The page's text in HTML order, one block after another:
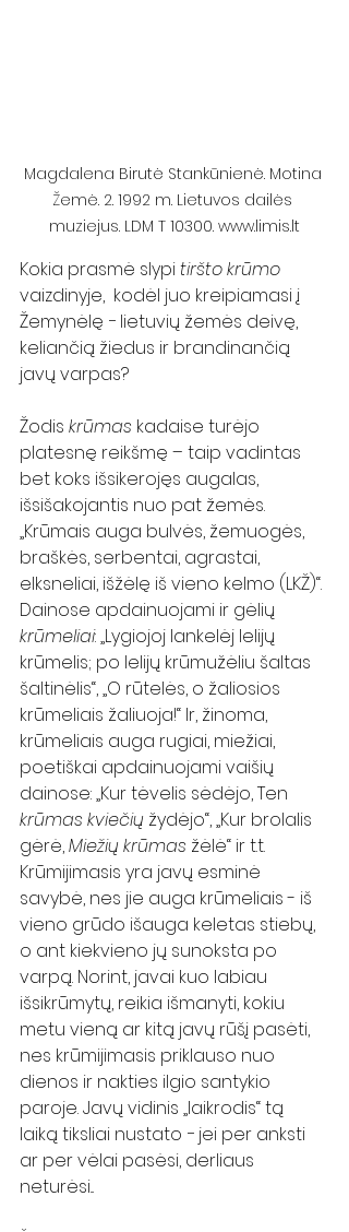
Magdalena Birutė Stankūnienė. Motina
Žemė. 2. 1992 m. Lietuvos dailės
muziejus. LDM T 10300. www.limis.lt
Kokia prasmė slypi tiršto krūmo
vaizdinyje,  kodėl juo kreipiamasi į
Žemynėlę − lietuvių žemės deivę,
keliančią žiedus ir brandinančią
javų varpas?
Žodis krūmas kadaise turėjo
platesnę reikšmę – taip vadintas
bet koks išsikerojęs augalas,
išsišakojantis nuo pat žemės.
„Krūmais auga bulvės, žemuogės,
braškės, serbentai, agrastai,
elksneliai, išžėlę iš vieno kelmo (LKŽ)“.
Dainose apdainuojami ir gėlių
krūmeliai: „Lygiojoj lankelėj lelijų
krūmelis; po lelijų krūmužėliu šaltas
šaltinėlis“, „O rūtelės, o žaliosios
krūmeliais žaliuoja!“ Ir, žinoma,
krūmeliais auga rugiai, miežiai,
poetiškai apdainuojami vaišių
dainose: „Kur tėvelis sėdėjo, Ten
krūmas kviečių žydėjo“, „Kur brolalis
gėrė, Miežių krūmas žėlė“ ir t.t.
Krūmijimasis yra javų esminė
savybė, nes jie auga krūmeliais - iš
vieno grūdo išauga keletas stiebų,
o ant kiekvieno jų sunoksta po
varpą. Norint, javai kuo labiau
išsikrūmytų, reikia išmanyti, kokiu
metu vieną ar kitą javų rūšį pasėti,
nes krūmijimasis priklauso nuo
dienos ir nakties ilgio santykio
paroje. Javų vidinis „laikrodis“ tą
laiką tiksliai nustato − jei per anksti
ar per vėlai pasėsi, derliaus
neturėsi...